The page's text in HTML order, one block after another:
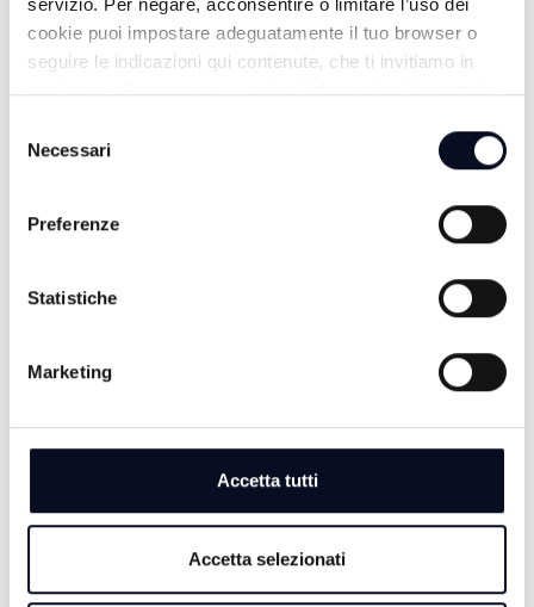
cookie puoi impostare adeguatamente il tuo browser o
seguire le indicazioni qui contenute, che ti invitiamo in
ogni caso a leggere per maggiori informazioni in materia
delNecessari
Preferenze
Statistiche
Marketing
Accetta tutti
Accetta selezionati
ALTRE NOTIZIE TUTTE LE NOTIZIE
6 AGOSTO 2026